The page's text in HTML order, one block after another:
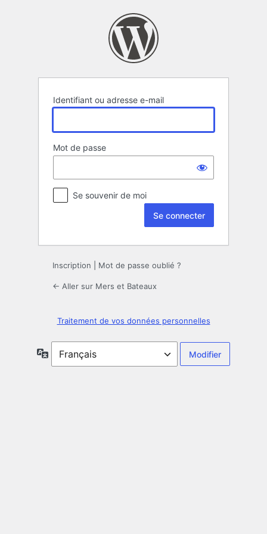
Identifiant ou adresse e-mail
Mot de passe
Se souvenir de moi
Inscription Mot de passe oublié ?
← Aller sur Mers et Bateaux
Traitement de vos données personnelles
Langue